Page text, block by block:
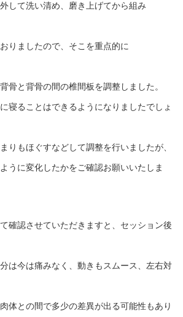
して洗い清め、磨き上げてから組み
りましたので、そこを重点的に
骨と背骨の間の椎間板を調整しました。
寝ることはできるようになりましたでしょ
りもほぐすなどして調整を行いましたが、
うに変化したかをご確認お願いいたしま
確認させていただきますと、セッション後
は今は痛みなく、動きもスムース、左右対
体との間で多少の差異が出る可能性もあり